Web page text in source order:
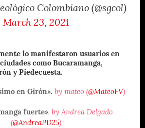
Colombiano (@sgcol)
March 23, 2021
lo manifestaron usuarios en
como Bucaramanga,
y Piedecuesta.
en Girón». by mateo (@MateoFV)
fuerte». by Andrea Delgado
(@AndreaPD25)